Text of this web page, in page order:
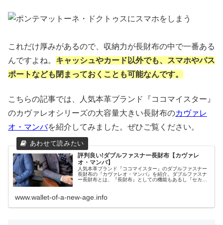
これだけ厚みがあるので、収納力が長財布の中で一番ある
んですよね。 キャッシュやカード以外でも、スマホやパス
ポートなども閉まっておくことも可能なんです。
こちらの記事では、人気本革ブランド『ココマイスター』
のカヴァレオシリーズの大容量大きい長財布のカヴァレ
オ・マンバを紹介してみました。ぜひご覧ください。
評判良い!ダブルファスナー長財布【カヴァレ
オ・マンバ】
人気本革ブランド『ココマイスター』のダブルファスナー
長財布の『カヴァレオ・マンバ』を紹介。ダブルファスナ
ー長財布とは、『長財布』としての機能もあるし『セカン
なアイテムかご覧下さい。
www.wallet-of-a-new-age.info